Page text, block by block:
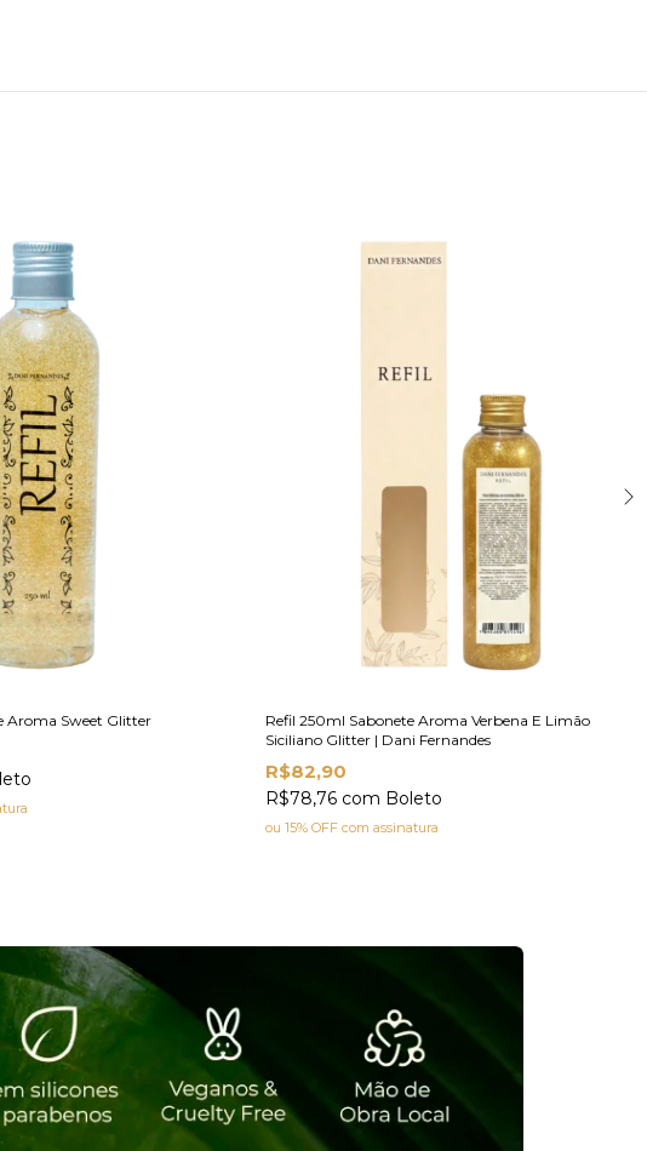
Aroma Sweet Glitter
Refil 250ml Sabonete Aroma Verbena E Limão
Siciliano Glitter | Dani Fernandes
R$82,90
R$78,76 com Boleto
ou 15% OFFcom assinatura